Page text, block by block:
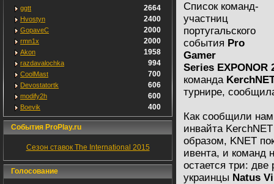
ggtt 2664
Hvostyn 2400
GopaveC 2000
rmn1x 2000
Akon 1958
razdavalochka 994
CoolMast 700
Devostatortk 606
modify2h 600
Boevik 400
События ProPlay.ru
Сезон ставок The International 2015
Голосование
Список команд-
участниц
португальского
события Pro
Gamer
Series EXPONOR
команда
турнире,
Как сообщили нам
инвайта
образом, KNET
ивента, и команд
остается три:
украинцы Natus